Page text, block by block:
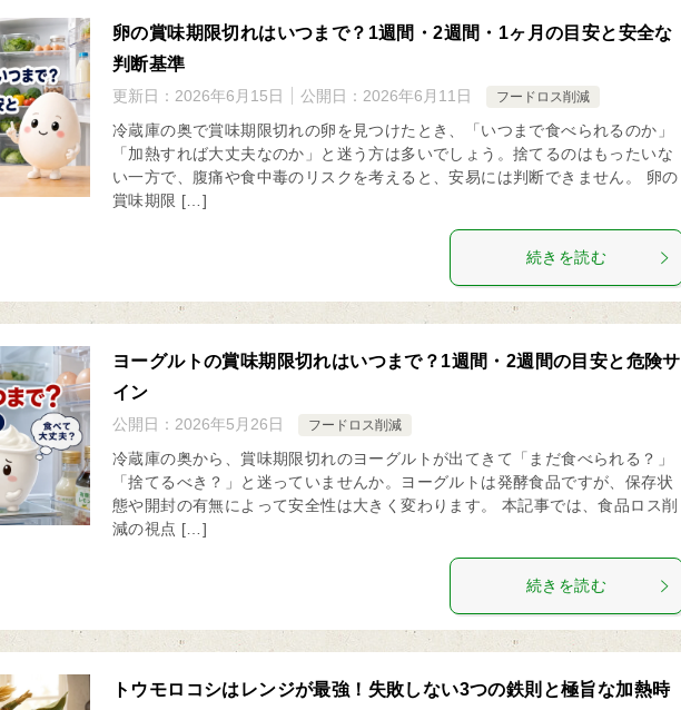
卵の賞味期限切れはいつまで？1週間・2週間・1ヶ月の目安と安全な
判断基準
更新日： 2026年6月15日 公開日： 2026年6月11日 フードロス削減
冷蔵庫の奥で賞味期限切れの卵を見つけたとき、「いつまで食べられるのか」
「加熱すれば大丈夫なのか」と迷う方は多いでしょう。捨てるのはもったいな
い一方で、腹痛や食中毒のリスクを考えると、安易には判断できません。 卵の
賞味期限 […]
続きを読む
ヨーグルトの賞味期限切れはいつまで？1週間・2週間の目安と危険サ
イン
公開日： 2026年5月26日 フードロス削減
冷蔵庫の奥から、賞味期限切れのヨーグルトが出てきて「まだ食べられる？」
「捨てるべき？」と迷っていませんか。ヨーグルトは発酵食品ですが、保存状
態や開封の有無によって安全性は大きく変わります。 本記事では、食品ロス削
減の視点 […]
続きを読む
トウモロコシはレンジが最強！失敗しない3つの鉄則と極旨な加熱時